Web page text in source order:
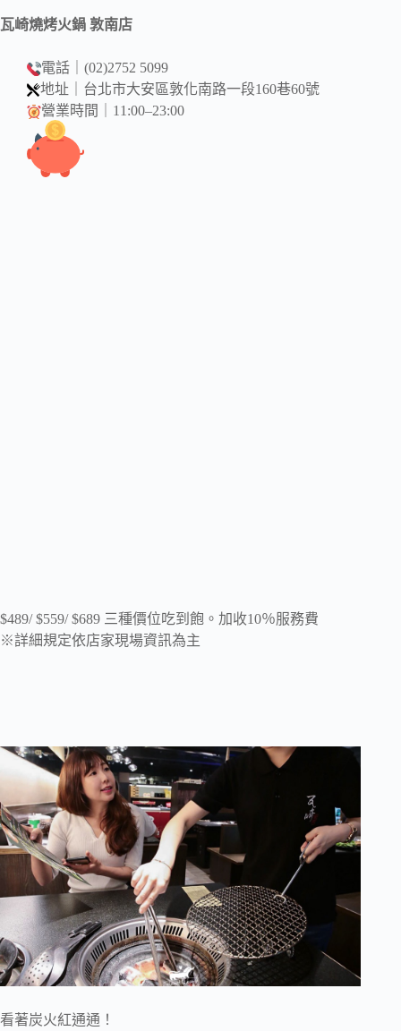
瓦崎燒烤火鍋 敦南店
電話｜(02)2752 5099
地址｜台北市大安區敦化南路一段160巷60號
營業時間｜11:00–23:00
$489/ $559/ $689 三種價位吃到飽。加收10％服務費
※詳細規定依店家現場資訊為主
看著炭火紅通通！